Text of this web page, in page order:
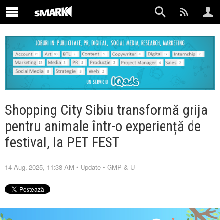
Shopping City Sibiu transformă grija
pentru animale într-o experiență de
festival, la PET FEST
14 Aug. 2025, 11:38 AM • Update • GMP & U